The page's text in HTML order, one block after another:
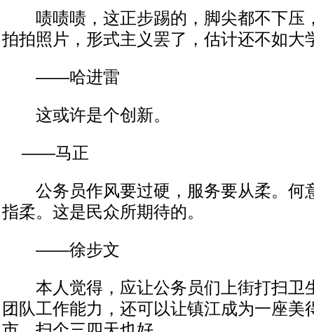
啧啧啧，这正步踢的，脚尖都不下压
拍拍照片，形式主义罢了，估计还不如大
——哈进雷
这或许是个创新。
——马正
公务员作风要过硬，服务要从柔。何
指柔。这是民众所期待的。
——徐步文
本人觉得，应让公务员们上街打扫卫
团队工作能力，还可以让镇江成为一座美